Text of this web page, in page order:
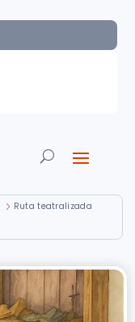
Ruta teatralizada